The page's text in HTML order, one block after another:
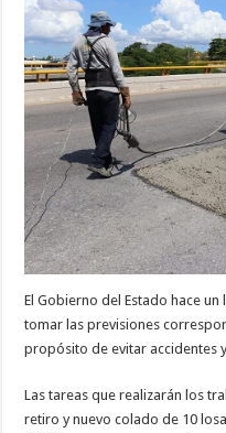
El Gobierno del Estado hace
tomar las previsiones
propósito de evitar accidentes
Las tareas que realizarán los
retiro y nuevo colado de 10